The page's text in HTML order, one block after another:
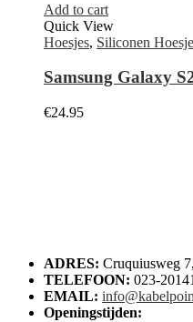
Add to cart
Quick View
Hoesjes, Siliconen
Samsung Galaxy
€24.95
ADRES: Cruquiusweg
TELEFOON: 023-
EMAIL:
Openingstijden: